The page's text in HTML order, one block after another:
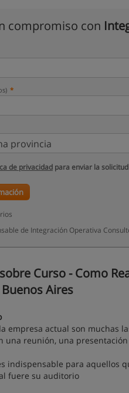
compromiso con
de privacidad para enviar la solicitud
de Integración Operativa
Curso - Como
Aires
empresa actual son muchas
una reunión, una
indispensable para aquellos
fuere su auditorio